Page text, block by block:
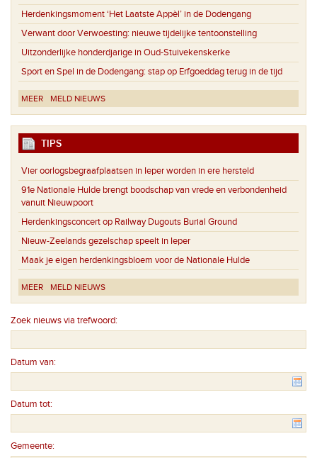
Herdenkingsmoment ‘Het Laatste Appèl’ in de Dodengang
Verwant door Verwoesting: nieuwe tijdelijke tentoonstelling
Uitzonderlijke honderdjarige in Oud-Stuivekenskerke
Sport en Spel in de Dodengang: stap op Erfgoeddag terug in de tijd
MEER MELD NIEUWS
TIPS
Vier oorlogsbegraafplaatsen in Ieper worden in ere hersteld
91e Nationale Hulde brengt boodschap van vrede en verbondenheid
vanuit Nieuwpoort
Herdenkingsconcert op Railway Dugouts Burial Ground
Nieuw-Zeelands gezelschap speelt in Ieper
Maak je eigen herdenkingsbloem voor de Nationale Hulde
MEER MELD NIEUWS
Zoek nieuws via trefwoord:
Datum van:
Datum tot:
Gemeente: